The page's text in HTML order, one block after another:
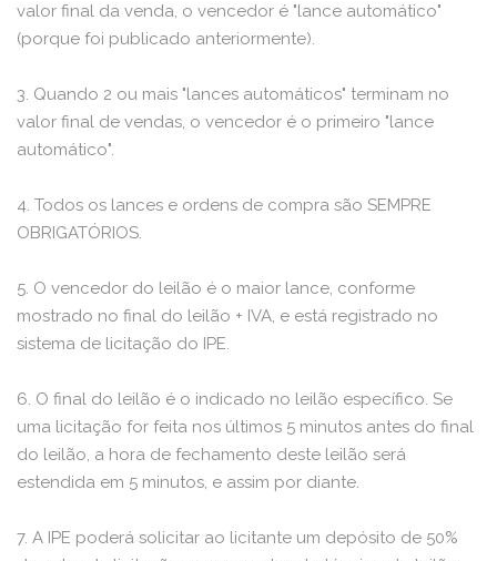
valor final da venda, o vencedor é "lance automático"
(porque foi publicado anteriormente).
3. Quando 2 ou mais "lances automáticos" terminam no
valor final de vendas, o vencedor é o primeiro "lance
automático".
4. Todos os lances e ordens de compra são SEMPRE
OBRIGATÓRIOS.
5. O vencedor do leilão é o maior lance, conforme
mostrado no final do leilão + IVA, e está registrado no
sistema de licitação do IPE.
6. O final do leilão é o indicado no leilão específico. Se
uma licitação for feita nos últimos 5 minutos antes do final
do leilão, a hora de fechamento deste leilão será
estendida em 5 minutos, e assim por diante.
7. A IPE poderá solicitar ao licitante um depósito de 50%